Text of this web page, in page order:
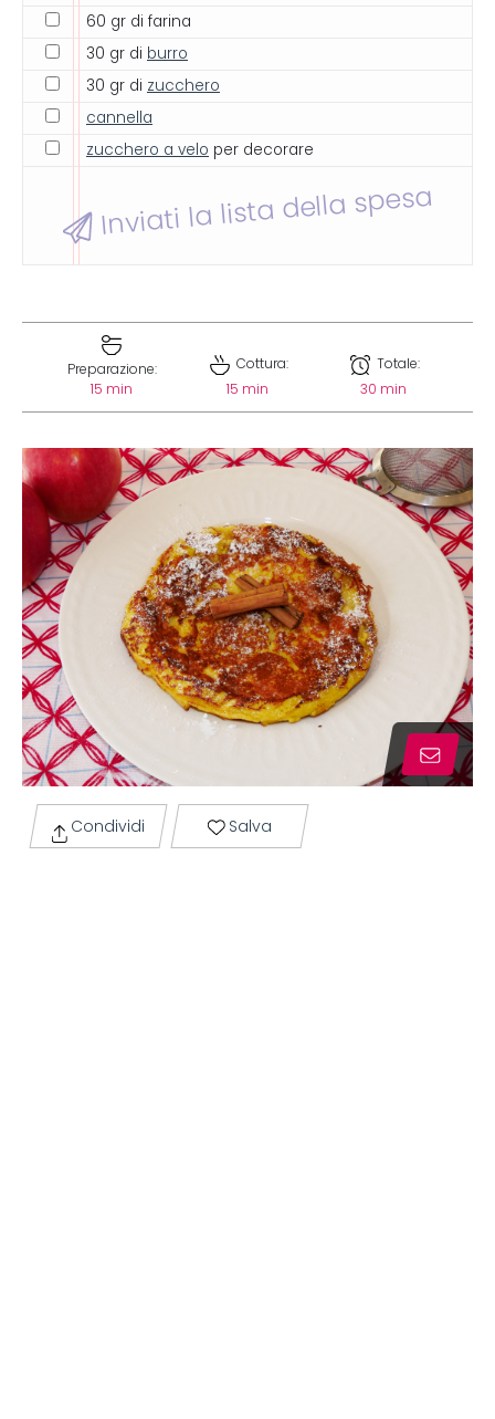
60 gr di farina
30 gr di burro
30 gr di zucchero
cannella
zucchero a velo per decorare
Inviati la lista della spesa
Preparazione:
15 min
Cottura:
15 min
Totale:
30 min
Condividi Salva